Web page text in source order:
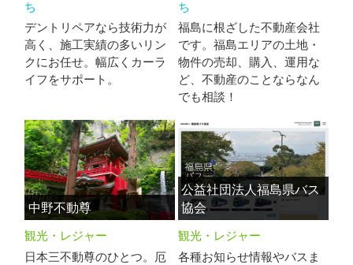
ち
デントリペアなら技術力が
高く、施工実績の多いリン
クにお任せ。幅広くカーラ
イフをサポート。
ち
福島に根ざした不動産会社
です。福島エリアの土地・
物件の売却、購入、運用な
ど、不動産のことならなん
でも相談！
中野不動尊
観光・レジャー
日本三不動尊のひとつ。厄
公益社団法人福島県バス
協会
観光・レジャー
各種お知らせ情報やバスま